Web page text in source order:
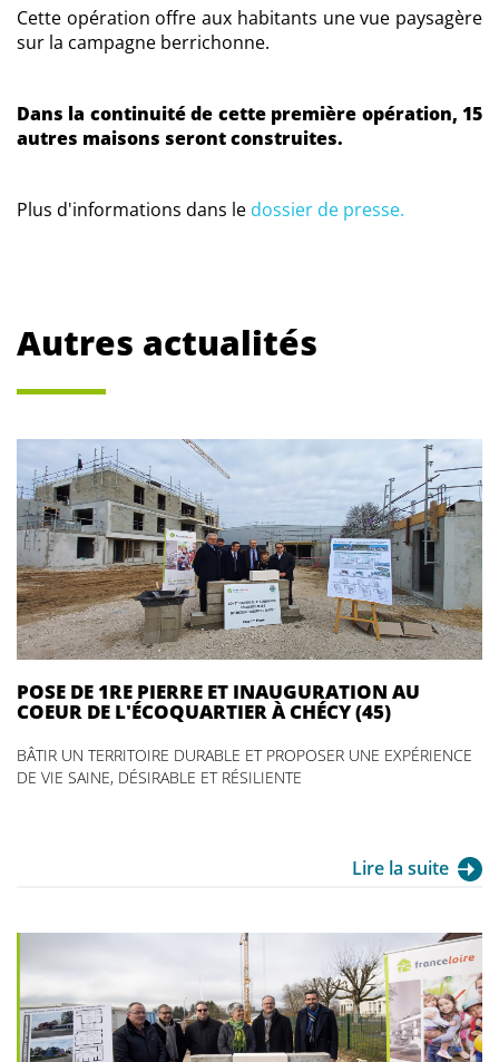
Cette opération offre aux habitants une vue paysagère
sur la campagne berrichonne.
Dans la continuité de cette première opération, 15
autres maisons seront construites.
Plus d'informations dans le dossier de presse.
Autres actualités
POSE DE 1RE PIERRE ET INAUGURATION AU
COEUR DE L'ÉCOQUARTIER À CHÉCY (45)
BÂTIR UN TERRITOIRE DURABLE ET PROPOSER UNE EXPÉRIENCE
DE VIE SAINE, DÉSIRABLE ET RÉSILIENTE
Lire la suite